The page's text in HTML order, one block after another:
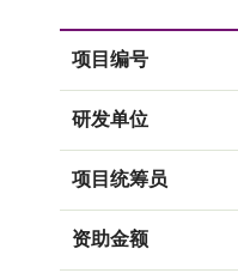
项目编号
研发单位
项目统筹员
资助金额